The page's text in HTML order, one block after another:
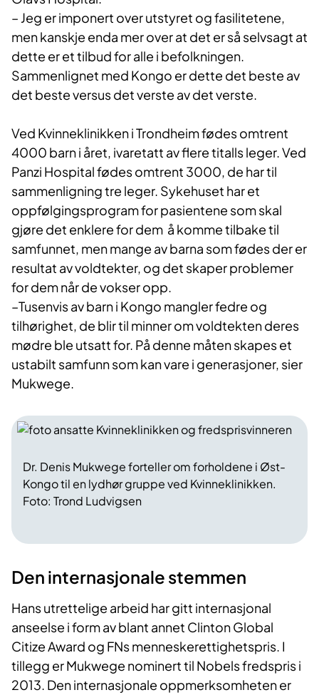
– Jeg er imponert over utstyret og fasilitetene,
men kanskje enda mer over at det er så selvsagt at
dette er et tilbud for alle i befolkningen.
Sammenlignet med Kongo er dette det beste av
det beste versus det verste av det verste.
Ved Kvinneklinikken i Trondheim fødes omtrent
4000 barn i året, ivaretatt av flere titalls leger. Ved
Panzi Hospital fødes omtrent 3000, de har til
sammenligning tre leger. Sykehuset har et
oppfølgingsprogram for pasientene som skal
gjøre det enklere for dem å komme tilbake til
samfunnet, men mange av barna som fødes der er
resultat av voldtekter, og det skaper problemer
for dem når de vokser opp.
–Tusenvis av barn i Kongo mangler fedre og
tilhørighet, de blir til minner om voldtekten deres
mødre ble utsatt for. På denne måten skapes et
ustabilt samfunn som kan vare i generasjoner, sier
Mukwege.
Dr. Denis Mukwege forteller om forholdene i Øst-
Kongo til en lydhør gruppe ved Kvinneklinikken.
Foto: Trond Ludvigsen
Den internasjonale stemmen
Hans utrettelige arbeid har gitt internasjonal
anseelse i form av blant annet Clinton Global
Citize Award og FNs menneskerettighetspris. I
tillegg er Mukwege nominert til Nobels fredspris i
2013. Den internasjonale oppmerksomheten er